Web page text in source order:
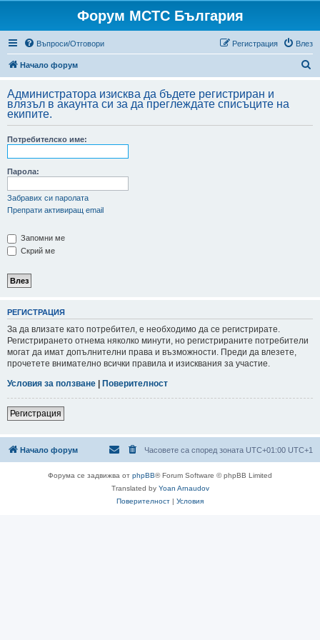
Форум МСТС България
Въпроси/Отговори Влез
Регистрация
Начало форум
Администратора изисква да бъдете регистриран и
влязъл в акаунта си за да преглеждате списъците на
екипите.
Потребителско име:
Парола:
Забравих си паролата
Препрати активиращ email
Запомни ме
Скрий ме
РЕГИСТРАЦИЯ
За да влизате като потребител, е необходимо да се регистрирате.
Регистрирането отнема няколко минути, но регистрираните потребители
могат да имат допълнителни права и възможности. Преди да влезете,
прочетете внимателно всички правила и изисквания за участие.
Условия за ползване | Поверителност
Регистрация
Начало форум Часовете са според зоната UTC+01:00 UTC+1
Форума се задвижва от phpBB® Forum Software © phpBB Limited
Translated by Yoan Arnaudov
Поверителност | Условия